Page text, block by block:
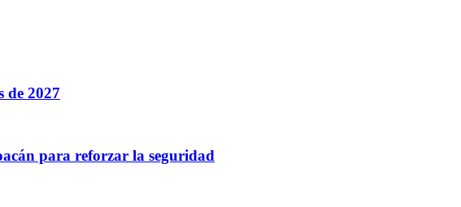
de 2027
para reforzar la seguridad